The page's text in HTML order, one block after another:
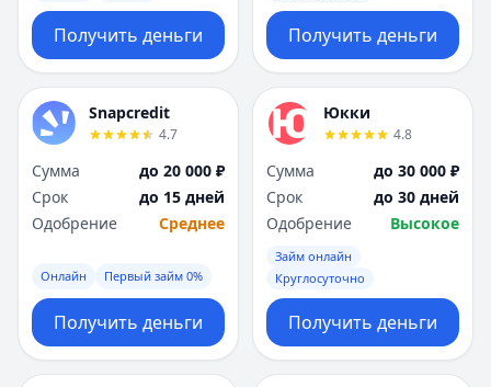
Получить деньги Получить деньги
Snapcredit
4.7
Сумма
до 20 000 ₽
Срок
до 15 дней
Одобрение
Среднее
Онлайн Первый займ 0%
Получить деньги
Юкки
4.8
Сумма
до 30 000 ₽
Срок
до 30 дней
Одобрение
Высокое
Займ онлайн
Круглосуточно
Получить деньги